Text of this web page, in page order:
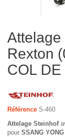
Attelage
Rexton
COL
Référence S-460
Attelage Steinhof
pour SSANG